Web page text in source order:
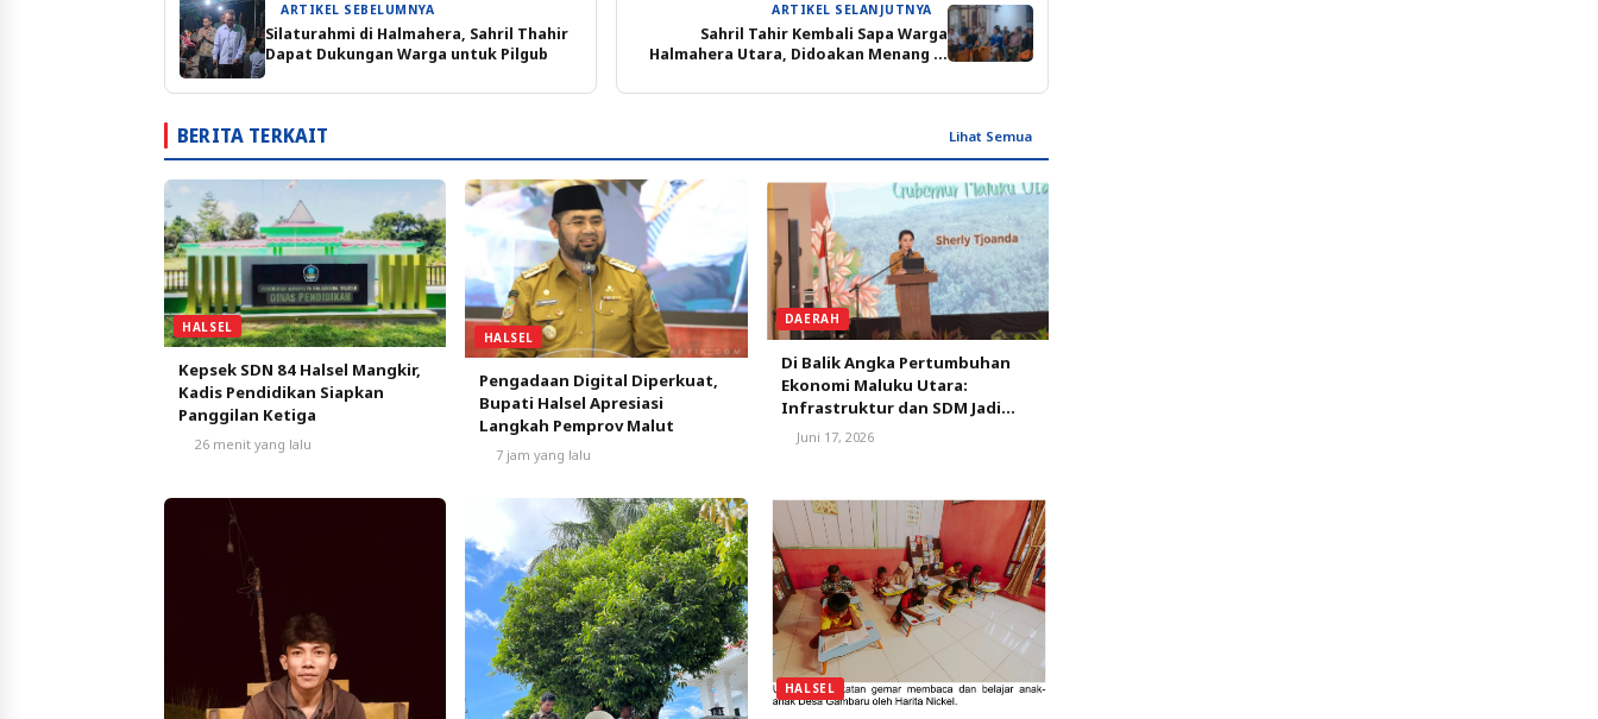
ARTIKEL SEBELUMNYA
Silaturahmi di Halmahera, Sahril Thahir
Dapat Dukungan Warga untuk Pilgub
ARTIKEL SELANJUTNYA
Sahril Tahir Kembali Sapa Warga
Halmahera Utara, Didoakan Menang di
BERITA TERKAIT Lihat Semua
HALSEL
Kepsek SDN 84 Halsel Mangkir,
Kadis Pendidikan Siapkan
Panggilan Ketiga
26 menit yang lalu
HALSEL
Pengadaan Digital Diperkuat,
Bupati Halsel Apresiasi
Langkah Pemprov Malut
7 jam yang lalu
DAERAH
Di Balik Angka Pertumbuhan
Ekonomi Maluku Utara:
Infrastruktur dan SDM Jadi
Kunci Pemerataan Manfaat
Juni 17, 2026
HALSEL